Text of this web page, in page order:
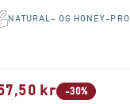
NATURAL- OG HONEY-
kr -30%